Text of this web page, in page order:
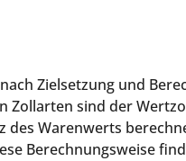
Zielsetzung und
Zollarten sind der
des Warenwerts
Berechnungsweise